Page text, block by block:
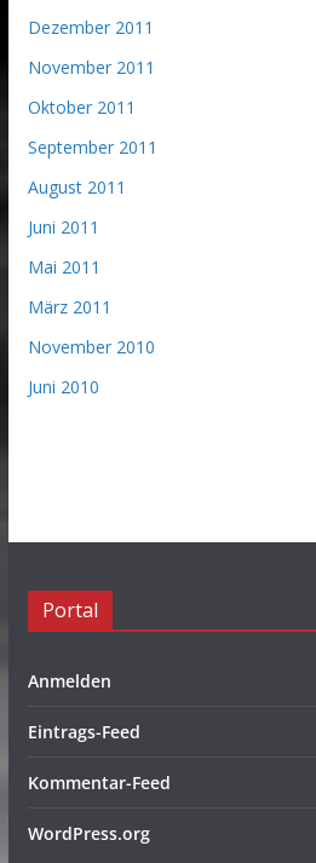
Dezember 2011
November 2011
Oktober 2011
September 2011
August 2011
Juni 2011
Mai 2011
März 2011
November 2010
Juni 2010
Portal
Anmelden
Eintrags-Feed
Kommentar-Feed
WordPress.org